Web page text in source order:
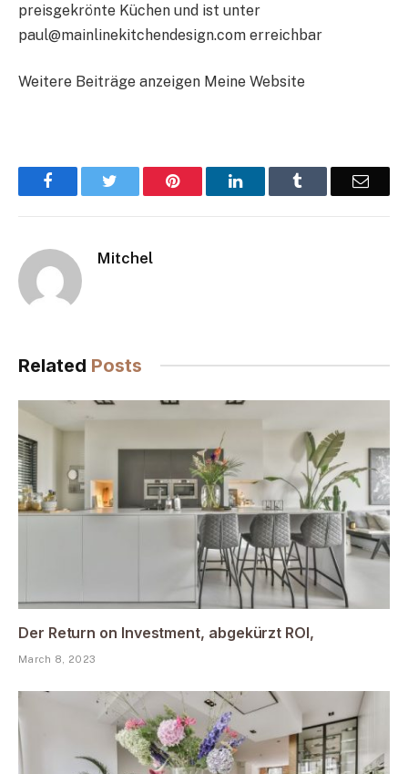
preisgekrönte Küchen und ist unter
paul@mainlinekitchendesign.com erreichbar
Weitere Beiträge anzeigen Meine Website
Facebook Pinterest LinkedIn Email
Mitchel
Related Posts
Der Return on Investment, abgekürzt ROI,
March 8, 2023